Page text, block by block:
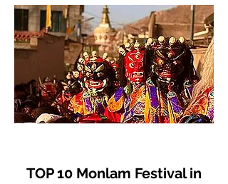
TOP 10 Monlam Festival in